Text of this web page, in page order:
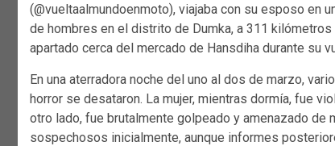
(@vueltaalmundoenmoto), viajaba con su esposo en
de hombres en el distrito de Dumka, a 311 kilómetros
apartado cerca del mercado de Hansdiha durante su
En una aterradora noche del uno al dos de marzo,
horror se desataron. La mujer, mientras dormía, fue
otro lado, fue brutalmente golpeado y amenazado
sospechosos inicialmente, aunque informes